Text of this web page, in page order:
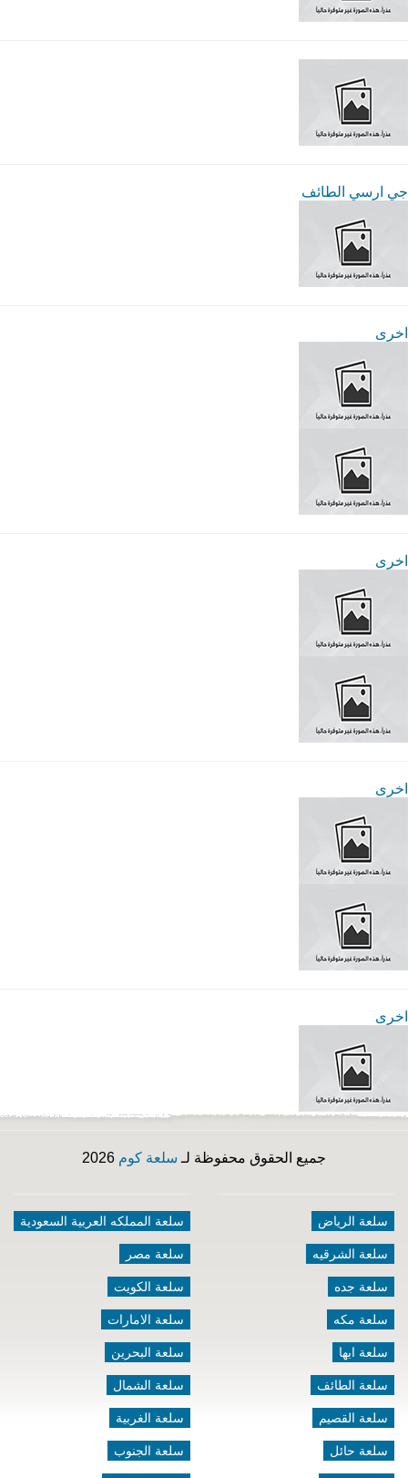
جي ارسي الطائف
اخرى
اخرى
اخرى
اخرى
جميع الحقوق محفوظة لـ سلعة كوم
سلعة الرياض
سلعة الشرقيه
سلعة جده
سلعة مكه
سلعة ابها
سلعة الطائف
سلعة القصيم
سلعة حائل
سلعة المملكه العربية السعودية
سلعة مصر
سلعة الكويت
سلعة الامارات
سلعة البحرين
سلعة الشمال
سلعة الغربية
سلعة الجنوب